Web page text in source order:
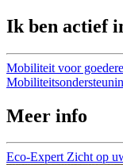
Ik ben actief
Mobiliteit voor
Meer info
Eco-Expert Zicht op